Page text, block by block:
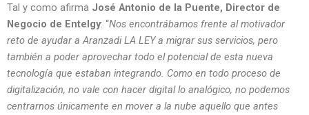
Tal y como afirma José Antonio de la Puente, Director de
Negocio de Entelgy: “Nos encontrábamos frente al motivador
reto de ayudar a Aranzadi LA LEY a migrar sus servicios, pero
también a poder aprovechar todo el potencial de esta nueva
tecnología que estaban integrando. Como en todo proceso de
digitalización, no vale con hacer digital lo analógico, no podemos
centrarnos únicamente en mover a la nube aquello que antes